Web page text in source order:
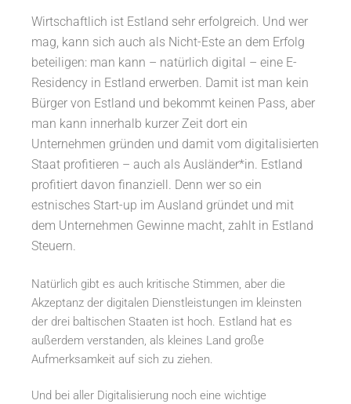
Wirtschaftlich ist Estland sehr erfolgreich. Und wer
mag, kann sich auch als Nicht-Este an dem Erfolg
beteiligen: man kann – natürlich digital – eine E-
Residency in Estland erwerben. Damit ist man kein
Bürger von Estland und bekommt keinen Pass, aber
man kann innerhalb kurzer Zeit dort ein
Unternehmen gründen und damit vom digitalisierten
Staat profitieren – auch als Ausländer*in. Estland
profitiert davon finanziell. Denn wer so ein
estnisches Start-up im Ausland gründet und mit
dem Unternehmen Gewinne macht, zahlt in Estland
Steuern.
Natürlich gibt es auch kritische Stimmen, aber die
Akzeptanz der digitalen Dienstleistungen im kleinsten
der drei baltischen Staaten ist hoch. Estland hat es
außerdem verstanden, als kleines Land große
Aufmerksamkeit auf sich zu ziehen.
Und bei aller Digitalisierung noch eine wichtige